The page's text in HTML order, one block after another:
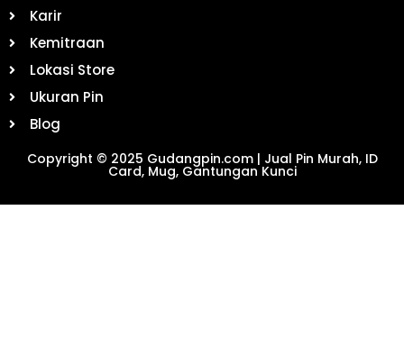
Karir
Kemitraan
Lokasi Store
Ukuran Pin
Blog
Copyright © 2025 Gudangpin.com | Jual Pin Murah, ID
Card, Mug, Gantungan Kunci